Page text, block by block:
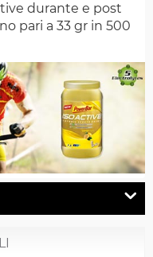
durante e post
pari a 33 gr in 500